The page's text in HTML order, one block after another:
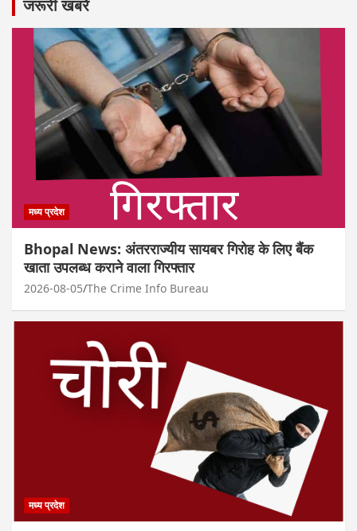
जरूरी खबरें
मध्य प्रदेश
Bhopal News: अंतरराज्यीय सायबर गिरोह के लिए बैंक
खाता उपलब्ध कराने वाला गिरफ्तार
2026-08-05 The Crime Info Bureau
मध्य प्रदेश